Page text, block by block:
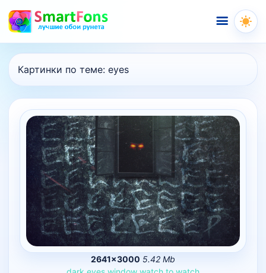
Меню
Картинки по теме: eyes
2641×3000 5.42 Mb